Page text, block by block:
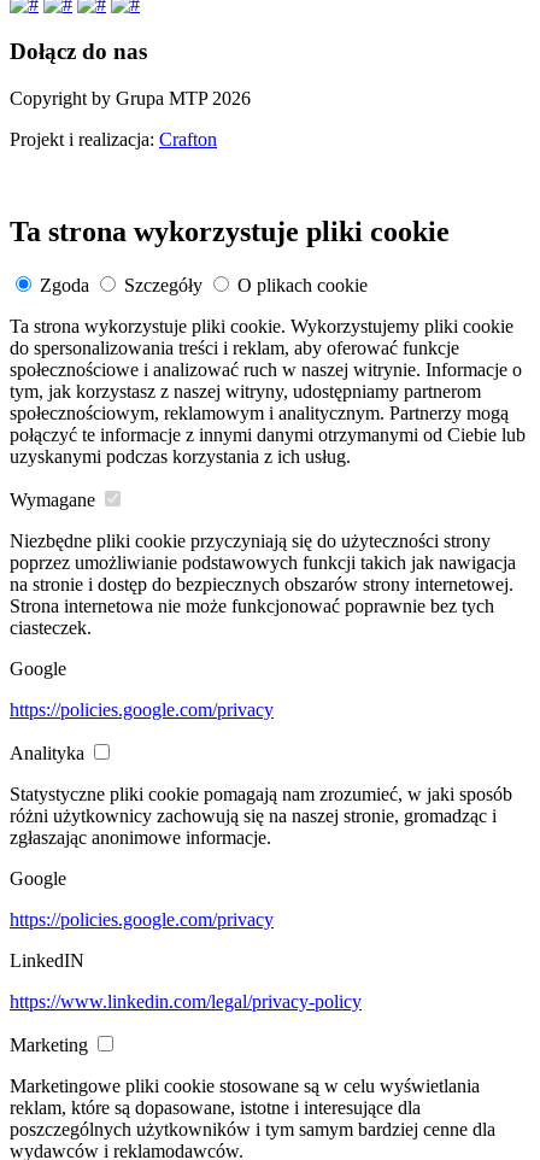
Dołącz do nas
Copyright by Grupa MTP 2026
Projekt i realizacja: Crafton
Ta strona wykorzystuje pliki cookie
Zgoda Szczegóły
O plikach cookie
Ta strona wykorzystuje pliki cookie. Wykorzystujemy pliki cookie
do spersonalizowania treści i reklam, aby oferować funkcje
społecznościowe i analizować ruch w naszej witrynie. Informacje o
tym, jak korzystasz z naszej witryny, udostępniamy partnerom
społecznościowym, reklamowym i analitycznym. Partnerzy mogą
połączyć te informacje z innymi danymi otrzymanymi od Ciebie lub
uzyskanymi podczas korzystania z ich usług.
Wymagane
Niezbędne pliki cookie przyczyniają się do użyteczności strony
poprzez umożliwianie podstawowych funkcji takich jak nawigacja
na stronie i dostęp do bezpiecznych obszarów strony internetowej.
Strona internetowa nie może funkcjonować poprawnie bez tych
ciasteczek.
Google
https://policies.google.com/privacy
Analityka
Statystyczne pliki cookie pomagają nam zrozumieć, w jaki sposób
różni użytkownicy zachowują się na naszej stronie, gromadząc i
zgłaszając anonimowe informacje.
Google
https://policies.google.com/privacy
LinkedIN
https://www.linkedin.com/legal/privacy-policy
Marketing
Marketingowe pliki cookie stosowane są w celu wyświetlania
reklam, które są dopasowane, istotne i interesujące dla
poszczególnych użytkowników i tym samym bardziej cenne dla
wydawców i reklamodawców.